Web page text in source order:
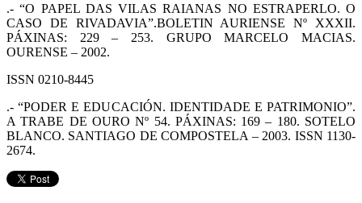
.- “O PAPEL DAS VILAS RAIANAS NO ESTRAPERLO. O
CASO DE RIVADAVIA”.BOLETIN AURIENSE Nº XXXII.
PÁXINAS: 229 – 253. GRUPO MARCELO MACIAS.
OURENSE – 2002.
ISSN 0210-8445
.- “PODER E EDUCACIÓN. IDENTIDADE E PATRIMONIO”.
A TRABE DE OURO Nº 54. PÁXINAS: 169 – 180. SOTELO
BLANCO. SANTIAGO DE COMPOSTELA – 2003. ISSN 1130-
2674.